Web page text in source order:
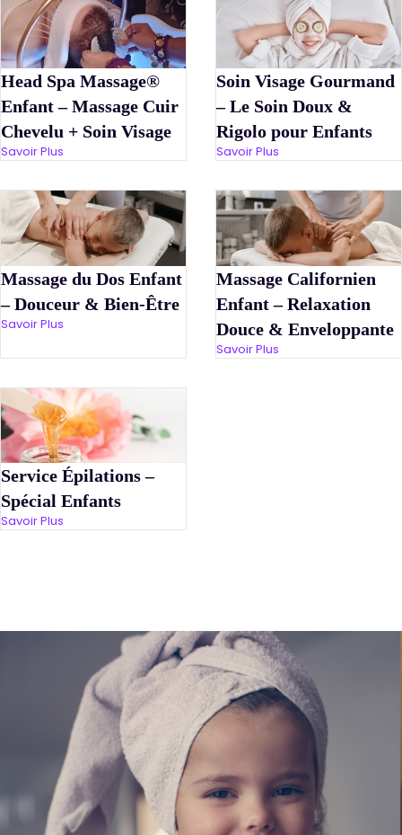
Head Spa Massage®
Enfant – Massage Cuir
Chevelu + Soin Visage
Savoir Plus
Soin Visage Gourmand
– Le Soin Doux &
Rigolo pour Enfants
Savoir Plus
Massage du Dos Enfant
– Douceur & Bien-Être
Savoir Plus
Massage Californien
Enfant – Relaxation
Douce & Enveloppante
Savoir Plus
Service Épilations –
Spécial Enfants
Savoir Plus